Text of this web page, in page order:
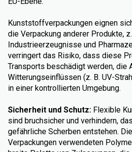
Kunststoffverpackungen eignen
die Verpackung anderer Produkte,
Industrieerzeugnisse und
verringert das Risiko, dass diese
Transports beschädigt werden, die
Witterungseinflüssen (z. B. UV-
in einer kontrollierten Umgebung.
Sicherheit und Schutz: Flexible
sind bruchsicher und verhindern,
gefährliche Scherben entstehen.
Verpackungen verwendeten